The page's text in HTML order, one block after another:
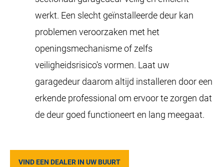
werkt. Een slecht geïnstalleerde deur kan
problemen veroorzaken met het
openingsmechanisme of zelfs
veiligheidsrisico's vormen. Laat uw
garagedeur daarom altijd installeren door een
erkende professional om ervoor te zorgen dat
de deur goed functioneert en lang meegaat.
VIND EEN DEALER IN UW BUURT